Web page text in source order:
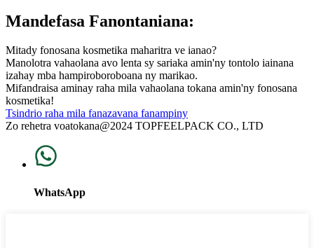
Mandefasa Fanontaniana:
Mitady fonosana kosmetika maharitra ve ianao?
Manolotra vahaolana avo lenta sy sariaka amin'ny tontolo iainana
izahay mba hampiroboroboana ny marikao.
Mifandraisa aminay raha mila vahaolana tokana amin'ny fonosana
kosmetika!
Tsindrio raha mila fanazavana fanampiny
Zo rehetra voatokana@2024 TOPFEELPACK CO., LTD
WhatsApp